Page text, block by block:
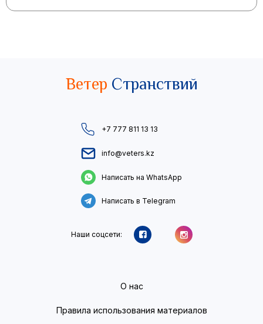
Ветер Странствий
+7 777 811 13 13
info@veters.kz
Написать на WhatsApp
Написать в Telegram
Наши соцсети:
О нас
Правила использования материалов